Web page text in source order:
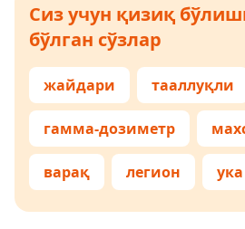
Сиз учун қизиқ
бўлган сўзлар
жайдари тааллуқли
гамма-дозиметр
варақ легион ука